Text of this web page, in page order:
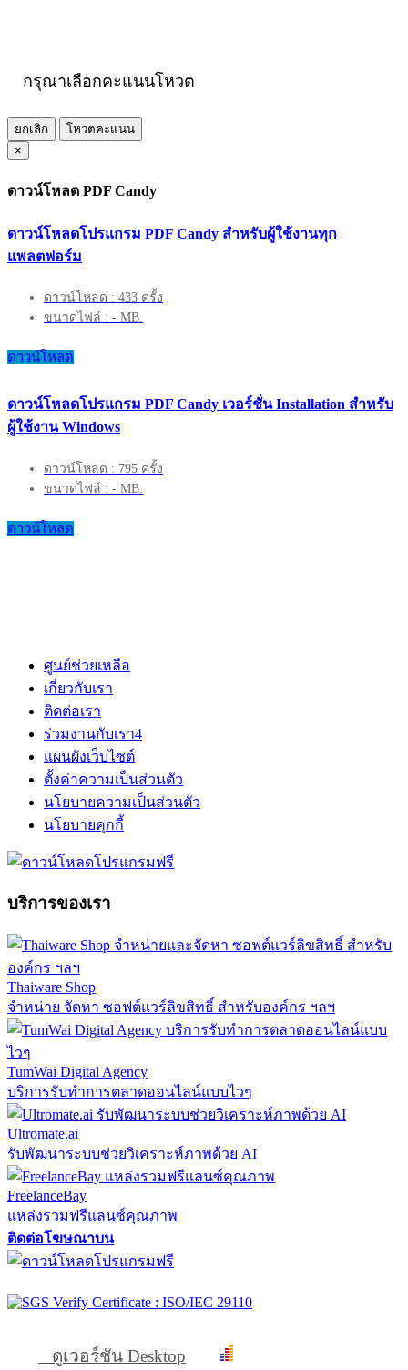
กรุณาเลือกคะแนนโหวต
ยกเลิก
โหวตคะแนน
×
ดาวน์โหลด PDF Candy
ดาวน์โหลดโปรแกรม PDF Candy สำหรับผู้ใช้งานทุก
แพลตฟอร์ม
ดาวน์โหลด : 433 ครั้ง
ขนาดไฟล์ : - MB.
ดาวน์โหลด
ดาวน์โหลดโปรแกรม PDF Candy เวอร์ชั่น Installation สำหรับ
ผู้ใช้งาน Windows
ดาวน์โหลด : 795 ครั้ง
ขนาดไฟล์ : - MB.
ดาวน์โหลด
ศูนย์ช่วยเหลือ
เกี่ยวกับเรา
ติดต่อเรา
ร่วมงานกับเรา4
แผนผังเว็บไซต์
ตั้งค่าความเป็นส่วนตัว
นโยบายความเป็นส่วนตัว
นโยบายคุกกี้
บริการของเรา
Thaiware Shop
จำหน่าย จัดหา ซอฟต์แวร์ลิขสิทธิ์ สำหรับองค์กร ฯลฯ
TumWai Digital Agency
บริการรับทำการตลาดออนไลน์แบบไวๆ
Ultromate.ai
รับพัฒนาระบบช่วยวิเคราะห์ภาพด้วย AI
FreelanceBay
แหล่งรวมฟรีแลนซ์คุณภาพ
ติดต่อโฆษณาบน
ดูเวอร์ชัน Desktop